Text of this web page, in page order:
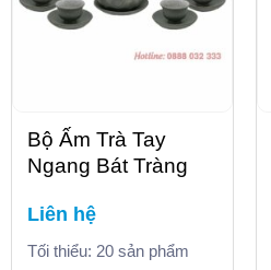
Bộ Ấm Trà Tay
Ngang Bát Tràng
Liên hệ
Tối thiểu: 20 sản phẩm